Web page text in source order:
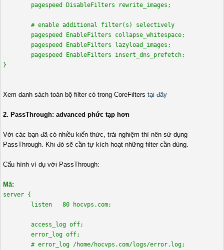
pagespeed DisableFilters rewrite_images;
# enable additional filter(s) selectively
pagespeed EnableFilters collapse_whitespace;
pagespeed EnableFilters lazyload_images;
pagespeed EnableFilters insert_dns_prefetch;
}
Xem danh sách toàn bộ filter có trong CoreFilters tại đây
2. PassThrough: advanced phức tạp hơn
Với các bạn đã có nhiều kiến thức, trải nghiệm thì nên sử dụng
PassThrough. Khi đó sẽ cần tự kích hoạt những filter cần dùng.
Cấu hình ví dụ với PassThrough:
Mã:
server {
listen 80 hocvps.com;
access_log off;
error_log off;
# error_log /home/hocvps.com/logs/error.log;